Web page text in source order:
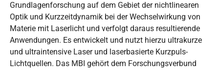
Grundlagenforschung auf dem Gebiet der nichtlinearen
Optik und Kurzzeitdynamik bei der Wechselwirkung von
Materie mit Laserlicht und verfolgt daraus resultierende
Anwendungen. Es entwickelt und nutzt hierzu ultrakurze
und ultraintensive Laser und laserbasierte Kurzpuls-
Lichtquellen. Das MBI gehört dem Forschungsverbund